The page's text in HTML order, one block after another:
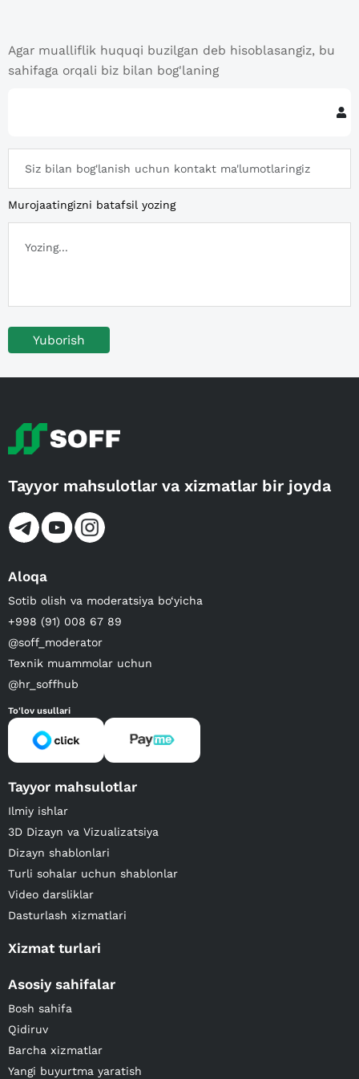
Agar mualliflik huquqi buzilgan deb hisoblasangiz, bu
sahifaga orqali biz bilan bog'laning
Murojaatingizni batafsil yozing
Yuborish
Tayyor mahsulotlar va xizmatlar bir joyda
Aloqa
Sotib olish va moderatsiya bo‘yicha
+998 (91) 008 67 89
@soff_moderator
Texnik muammolar uchun
@hr_soffhub
To'lov usullari
Tayyor mahsulotlar
Ilmiy ishlar
3D Dizayn va Vizualizatsiya
Dizayn shablonlari
Turli sohalar uchun shablonlar
Video darsliklar
Dasturlash xizmatlari
Xizmat turlari
Asosiy sahifalar
Bosh sahifa
Qidiruv
Barcha xizmatlar
Yangi buyurtma yaratish